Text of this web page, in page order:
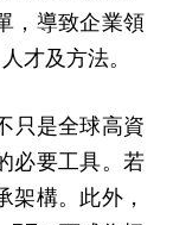
，導致企業領
才及方法。
只是全球高資
必要工具。若
架構。此外，